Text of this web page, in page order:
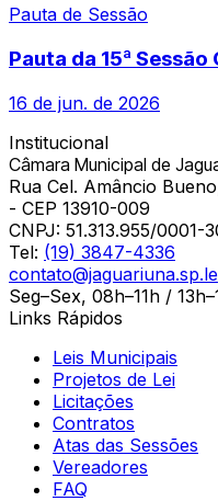
Pauta de Sessão
Pauta da 15ª
16 de jun. de 2026
Institucional
Câmara Municipal de
Rua Cel. Amâncio
- CEP 13910-009
CNPJ: 51.313.955/0001-
Tel: (19) 3847-4336
Seg–Sex, 08h–11h /
Links Rápidos
Leis Municipais
Projetos de Lei
Licitações
Contratos
Atas das Sessões
Vereadores
FAQ